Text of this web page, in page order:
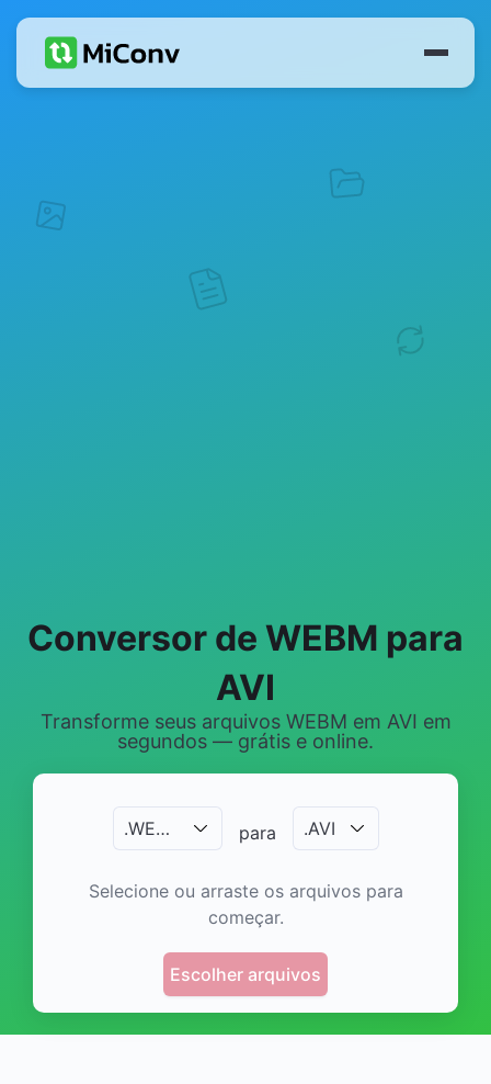
Conversor de WEBM para
AVI
Transforme seus arquivos WEBM em AVI em
segundos — grátis e online.
.WEBM para .AVI
Selecione ou arraste os arquivos para
começar.
Escolher arquivos